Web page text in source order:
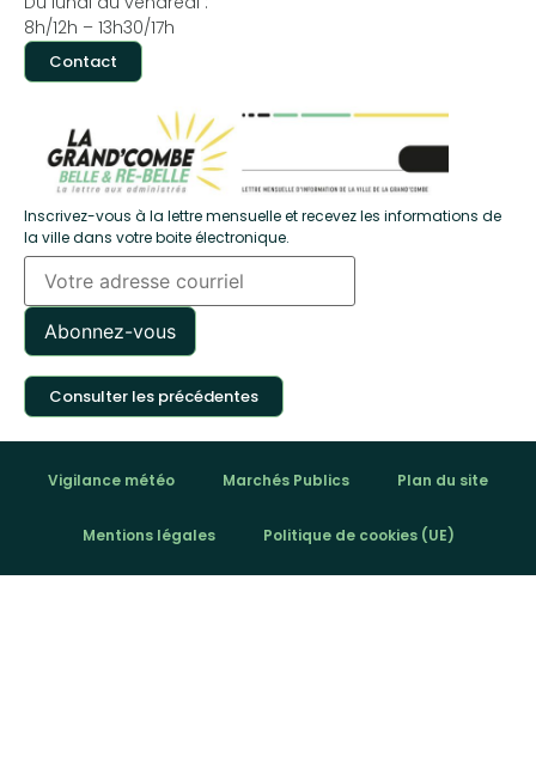
8h/12h – 13h30/17h
Contact
Inscrivez-vous à la lettre mensuelle et recevez les informations de
la ville dans votre boite électronique.
Consulter les précédentes
Vigilance météo Marchés Publics Plan du site
Mentions légales Politique de cookies (UE)